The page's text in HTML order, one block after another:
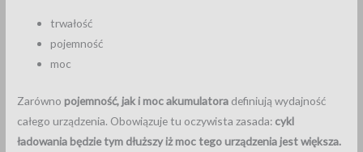
trwałość
pojemność
moc
Zarówno pojemność, jak i moc akumulatora definiują wydajność
całego urządzenia. Obowiązuje tu oczywista zasada: cykl
ładowania będzie tym dłuższy iż moc tego urządzenia jest większa.